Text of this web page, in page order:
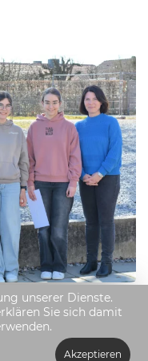
unserer Dienste.
Sie sich damit
Akzeptieren